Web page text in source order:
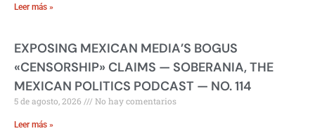
Leer más »
EXPOSING MEXICAN MEDIA’S BOGUS
«CENSORSHIP» CLAIMS — SOBERANIA, THE
MEXICAN POLITICS PODCAST — NO. 114
5 de agosto, 2026 No hay comentarios
Leer más »